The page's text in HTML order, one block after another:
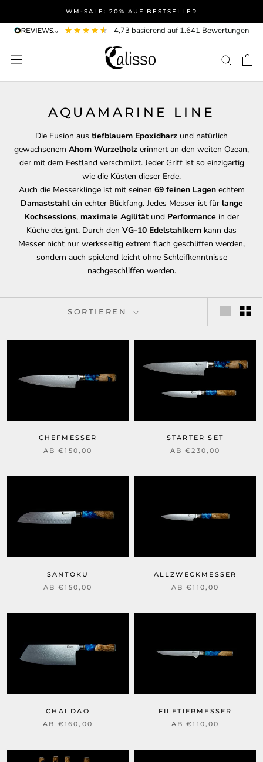
Inhalt
WM-SALE: 20% AUF BESTSELLER
4,73 basierend auf1.641 Bewertungen
AQUAMARINE LINE
Die Fusion aus tiefblauem Epoxidharz und natürlich
gewachsenem Ahorn Wurzelholz erinnert an den weiten Ozean,
der mit dem Festland verschmilzt. Jeder Griff ist so einzigartig
wie die Küsten dieser Erde.
Auch die Messerklinge ist mit seinen 69 feinen Lagenechtem
Damaststahlein echter Blickfang. Jedes Messer ist für lange
Kochsessions, maximale Agilitätund Performance in der
Küche designt. Durch den VG-10 Edelstahlkern kann das
Messer nicht nur werksseitig extrem flach geschliffen werden,
sondern auch spielend leicht ohne Schleifkenntnisse
nachgeschliffen werden.
SORTIEREN
CHEFMESSER
AB €150,00
STARTER SET
AB €230,00
SANTOKU
AB €150,00
ALLZWECKMESSER
AB €110,00
CHAI DAO
AB €160,00
FILETIERMESSER
AB €110,00